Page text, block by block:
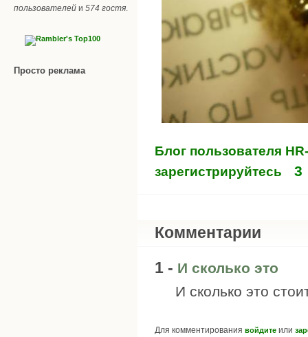
пользователей и 574 гостя
Просто реклама
Блог пользователя
зарегистрируйтесь
3
Комментарии
1 - И сколько это
И сколько это
Для комментирования войдите или